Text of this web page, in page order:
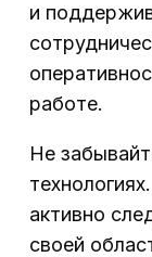
и
работе.
Не
активно
своей